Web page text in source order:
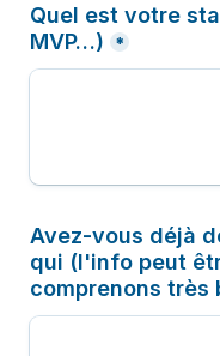
Quel est votre
MVP…)
*
Avez-vous déjà
qui (l'info peut
comprenons très